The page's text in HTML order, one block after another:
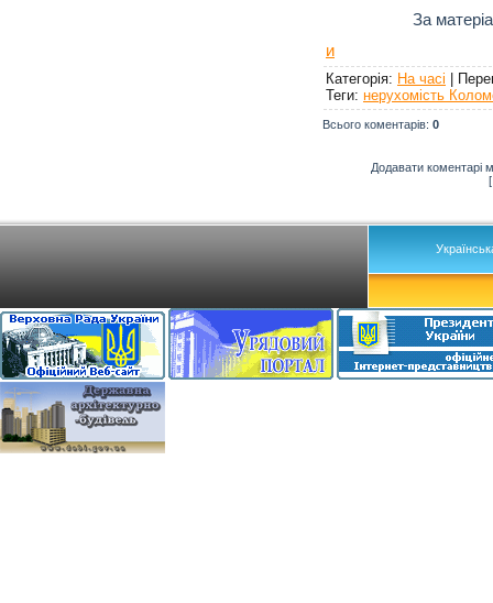
За
и
Категорія: На часі |
Теги: нерухомість
Всього коментарів: 0
Додавати коментарі